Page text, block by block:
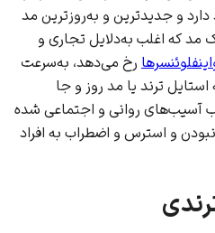
و جدیدترین و به‌روزترین مد
که اغلب به‌دلایل تجاری و
رخ می‌دهد، به‌سرعت
ترند یا مد روز و جا
آسیب‌های روانی و اجتماعی شده
و استرس و اضطراب به افراد